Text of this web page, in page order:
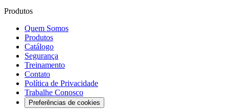
Produtos
Quem Somos
Produtos
Catálogo
Segurança
Treinamento
Contato
Política de Privacidade
Trabalhe Conosco
Preferências de cookies